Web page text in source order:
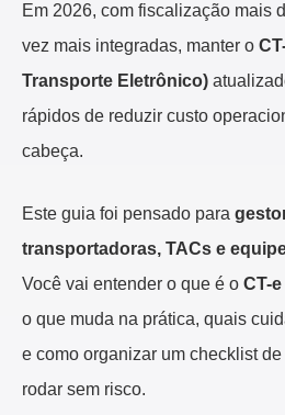
Em 2026, com fiscalização mais
vez mais integradas, manter o
Transporte Eletrônico)
rápidos de reduzir custo
cabeça.
Este guia foi pensado para
transportadoras, TACs e
Você vai entender o que é o CT-
o que muda na prática, quais
e como organizar um checklist
rodar sem risco.